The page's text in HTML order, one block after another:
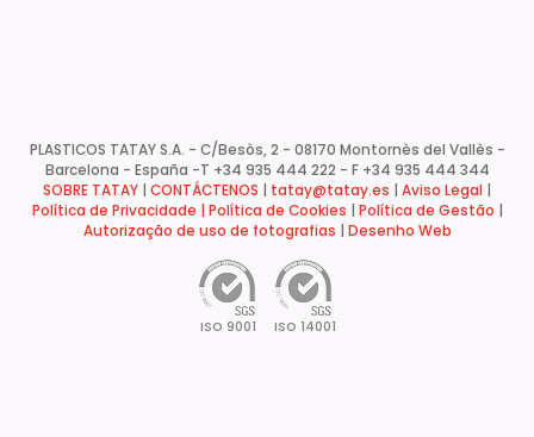
PLASTICOS TATAY S.A. - C/Besòs, 2 - 08170 Montornès del Vallès -
Barcelona - España -T +34 935 444 222 - F +34 935 444 344
SOBRE TATAY
CONTÁCTENOS tatay@tatay.es Aviso Legal
Política de Privacidade | Política de Cookies Política de Gestão
Autorização de uso de fotografias
Desenho Web
ISO 9001 ISO 14001